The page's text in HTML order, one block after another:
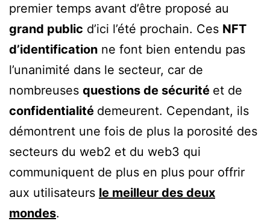
premier temps avant d’être proposé au
grand public d’ici l’été prochain. Ces NFT
d’identification ne font bien entendu pas
l’unanimité dans le secteur, car de
nombreuses questions de sécurité et de
confidentialité demeurent. Cependant, ils
démontrent une fois de plus la porosité des
secteurs du web2 et du web3 qui
communiquent de plus en plus pour offrir
aux utilisateurs le meilleur des deux
mondes.